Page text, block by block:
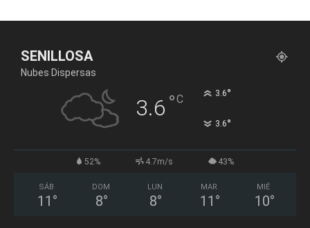
SENILLOSA
Nubes Dispersas
3.6 °C 3.6°
3.6°
52% 4.7m/s 43%
SÁB
11 °
DOM
8°
LUN
8°
MAR
11 °
MIÉ
10°